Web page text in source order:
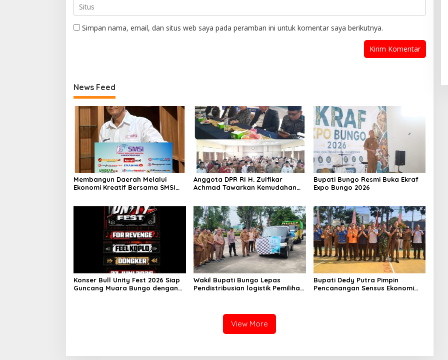
Simpan nama, email, dan situs web saya pada peramban ini untuk komentar saya berikutnya.
News Feed
Membangun Daerah Melalui
Ekonomi Kreatif Bersama SMSI
Anggota DPR RI H. Zulfikar
Achmad Tawarkan Kemudahan
Berkebutuhan Khusus
Bupati Bungo Resmi Buka Ekraf
Expo Bungo 2026
Konser Bull Unity Fest 2026 Siap
Guncang Muara Bungo dengan
Wakil Bupati Bungo Lepas
Pendistribusian logistik Pemilihan
Bupati Dedy Putra Pimpin
Pencanangan Sensus Ekonomi
View More